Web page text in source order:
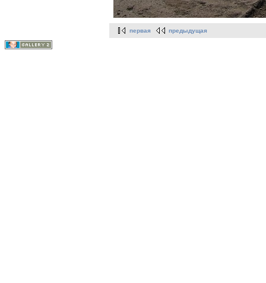
первая предыдущая